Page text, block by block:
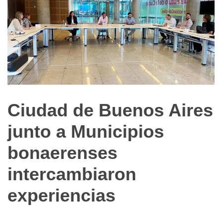
Noticias
Turismo
Ciudad de Buenos Aires
junto a Municipios
bonaerenses
intercambiaron
experiencias